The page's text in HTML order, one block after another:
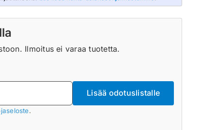
Ilmoitus ei varaa tuotetta.
Lisää odotuslistalle
.